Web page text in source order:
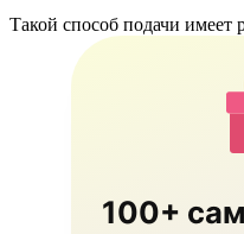
Такой способ подачи имеет
100+